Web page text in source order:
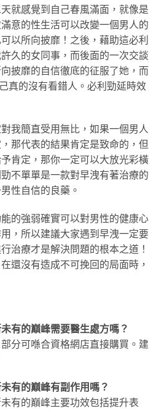
就感覺到自己春風滿面，就像是
意的性生活可以改變一個男人的
以所向披靡！之後，藉助這必利
久的女同事，而後面的一次交談
披靡的自信徹底的征服了她，而
真的沒有看錯人。必利勁延時效
我簡直受用無比，如果一個男人
那代表的結果肯定是致命的，但
肯定，那你一定可以大放光彩橫
不單單是一款對早洩有著治療的
性自信的良藥。
能的強弱確實可以對男性的健康心
，所以建議大家遇到早洩一定要
治療才是解決問題的根本之道！
還沒有造成不可挽回的局面時，
有的巔峰需要醫生處方嗎？
分可喺合資格網店直接購買。建
有的巔峰有副作用嗎？
有的巔峰主要功效包括提升表